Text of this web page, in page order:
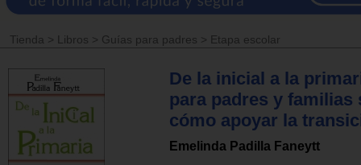
Tienda > Libros > Guías para padres > Etapa escolar
De la inicial a la
para padres y familias
cómo apoyar la
Emelinda Padilla Faneytt